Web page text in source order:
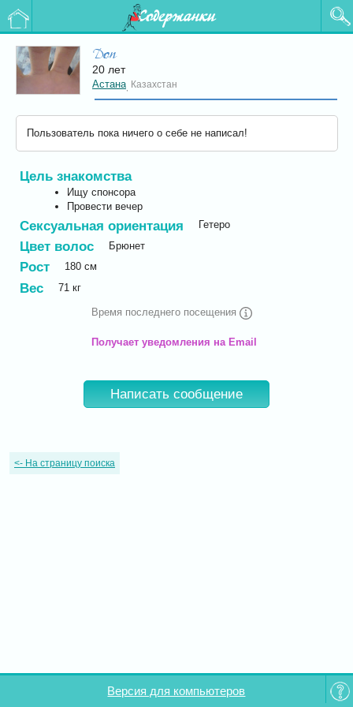
Содержанки
Don
20 лет
Астана Казахстан
Пользователь пока ничего о себе не написал!
Цель знакомства
Ищу спонсора
Провести вечер
Сексуальная ориентация Гетеро
Цвет волос Брюнет
Рост 180 см
Вес 71 кг
Время последнего посещения
Получает уведомления на Email
Написать сообщение
<- На страницу поиска
Версия для компьютеров